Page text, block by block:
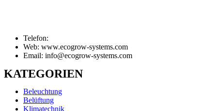
Telefon:
Web: www.ecogrow-systems.com
Email: info@ecogrow-systems.com
KATEGORIEN
Beleuchtung
Belüftung
Klimatechnik